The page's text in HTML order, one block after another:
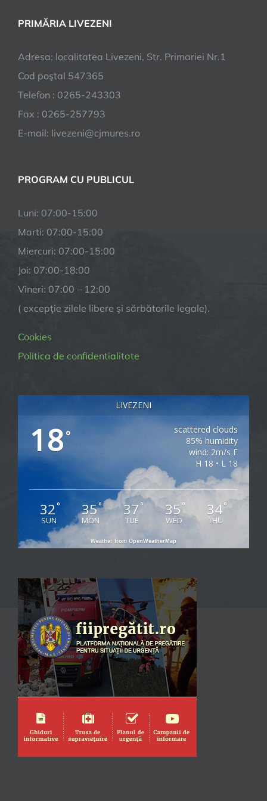
PRIMĂRIA LIVEZENI
Adresa: localitatea Livezeni, Str. Primariei Nr.1
Cod poştal 547365
Telefon : 0265-243303
Fax : 0265-257793
E-mail: livezeni@cjmures.ro
PROGRAM CU PUBLICUL
Luni: 07:00-15:00
Marti: 07:00-15:00
Miercuri: 07:00-15:00
Joi: 07:00-18:00
Vineri: 07:00 – 12:00
( excepţie zilele libere şi sărbătorile legale).
Cookies
Politica de confidentialitate
LIVEZENI
18°
scattered clouds
85% humidity
wind: 2m/s E
H 18 • L 18
32°
SUN
35°
MON
37°
TUE
35 °
WED
34°
THU
Weather from OpenWeatherMap